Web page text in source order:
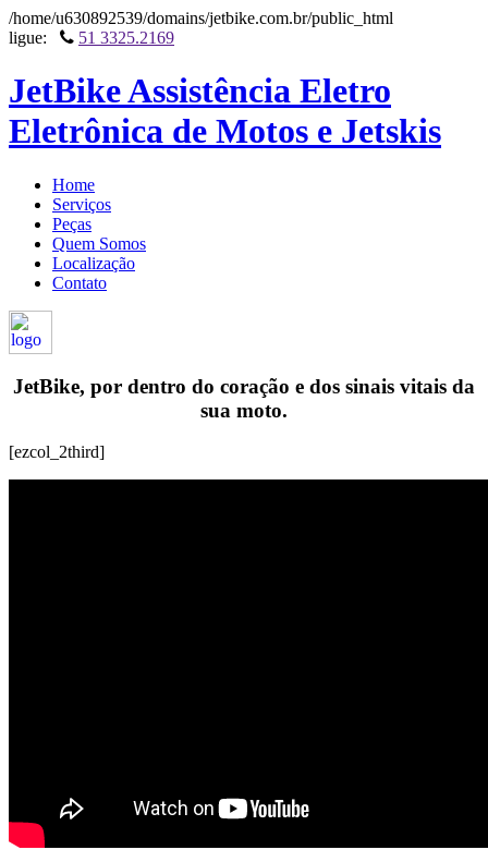
/home/u630892539/domains/jetbike.com.br/public_html
ligue:
51 3325.2169
JetBike Assistência Eletro
Eletrônica de Motos e Jetskis
Home
Serviços
Peças
Quem Somos
Localização
Contato
JetBike, por dentro do coração e dos sinais vitais da
sua moto.
[ezcol_2third]